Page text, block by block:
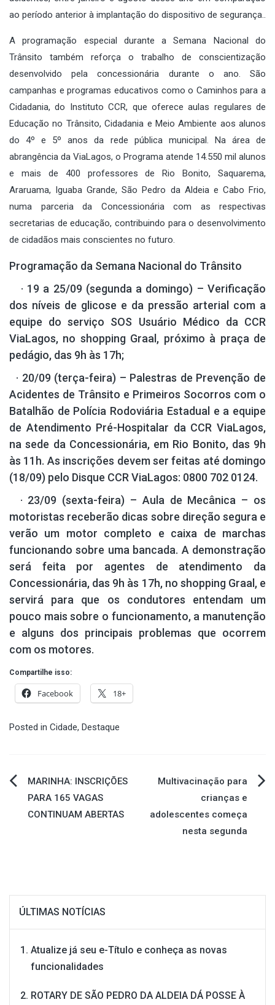
ao período anterior à implantação do dispositivo de segurança..
A programação especial durante a Semana Nacional do
Trânsito também reforça o trabalho de conscientização
desenvolvido pela concessionária durante o ano. São
campanhas e programas educativos como o Caminhos para a
Cidadania, do Instituto CCR, que oferece aulas regulares de
Educação no Trânsito, Cidadania e Meio Ambiente aos alunos
do 4º e 5º anos da rede pública municipal. Na área de
abrangência da ViaLagos, o Programa atende 14.550 mil alunos
e mais de 400 professores de Rio Bonito, Saquarema,
Araruama, Iguaba Grande, São Pedro da Aldeia e Cabo Frio,
numa parceria da Concessionária com as respectivas
secretarias de educação, contribuindo para o desenvolvimento
de cidadãos mais conscientes no futuro.
Programação da Semana Nacional do Trânsito
· 19 a 25/09 (segunda a domingo) – Verificação
dos níveis de glicose e da pressão arterial com a
equipe do serviço SOS Usuário Médico da CCR
ViaLagos, no shopping Graal, próximo à praça de
pedágio, das 9h às 17h;
· 20/09 (terça-feira) – Palestras de Prevenção de
Acidentes de Trânsito e Primeiros Socorros com o
Batalhão de Polícia Rodoviária Estadual e a equipe
de Atendimento Pré-Hospitalar da CCR ViaLagos,
na sede da Concessionária, em Rio Bonito, das 9h
às 11h. As inscrições devem ser feitas até domingo
(18/09) pelo Disque CCR ViaLagos: 0800 702 0124.
· 23/09 (sexta-feira) – Aula de Mecânica – os
motoristas receberão dicas sobre direção segura e
verão um motor completo e caixa de marchas
funcionando sobre uma bancada. A demonstração
será feita por agentes de atendimento da
Concessionária, das 9h às 17h, no shopping Graal, e
servirá para que os condutores entendam um
pouco mais sobre o funcionamento, a manutenção
e alguns dos principais problemas que ocorrem
com os motores.
Compartilhe isso:
Facebook 18+
Posted in Cidade, Destaque
Navegação
de
MARINHA: INSCRIÇÕES
PARA 165 VAGAS
CONTINUAM ABERTAS
Multivacinação para
crianças e
adolescentes começa
nesta segunda
ÚLTIMAS NOTÍCIAS
Atualize já seu e-Título e conheça as novas
funcionalidades
ROTARY DE SÃO PEDRO DA ALDEIA DÁ POSSE À